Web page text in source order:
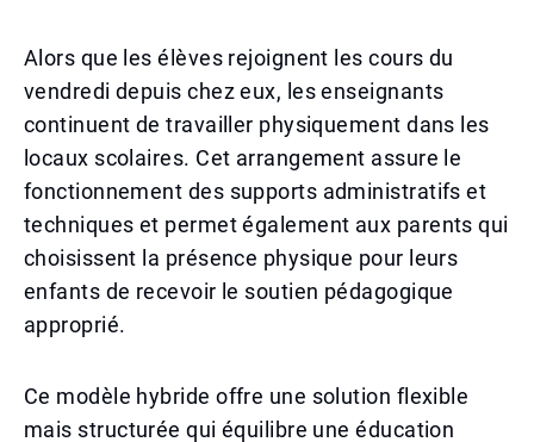
Alors que les élèves rejoignent les cours du
vendredi depuis chez eux, les enseignants
continuent de travailler physiquement dans les
locaux scolaires. Cet arrangement assure le
fonctionnement des supports administratifs et
techniques et permet également aux parents qui
choisissent la présence physique pour leurs
enfants de recevoir le soutien pédagogique
approprié.
Ce modèle hybride offre une solution flexible
mais structurée qui équilibre une éducation